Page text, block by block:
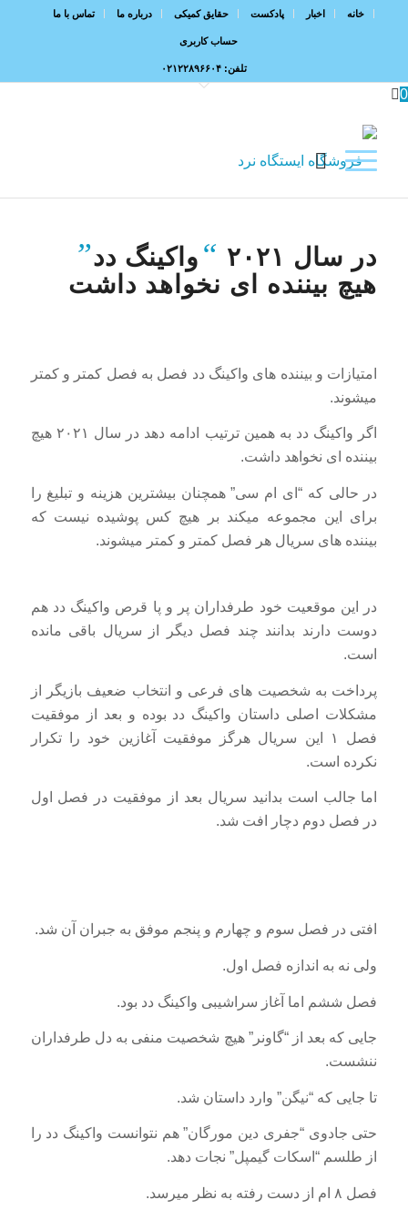
خانه اخبار پادکست حقایق کمیکی درباره ما تماس با ما
حساب کاربری
تلفن: ۰۲۱۲۲۸۹۶۶۰۴
0
در سال ۲۰۲۱ “ واکینگ دد”
هیچ بیننده ای نخواهد داشت
امتیازات و بیننده های واکینگ دد فصل به فصل کمتر و کمتر
میشوند.
اگر واکینگ دد به همین ترتیب ادامه دهد در سال ۲۰۲۱ هیچ
بیننده ای نخواهد داشت.
در حالی که “ای ام سی” همچنان بیشترین هزینه و تبلیغ را
برای این مجموعه میکند بر هیچ کس پوشیده نیست که
بیننده های سریال هر فصل کمتر و کمتر میشوند.
در این موقعیت خود طرفداران پر و پا قرص واکینگ دد هم
دوست دارند بدانند چند فصل دیگر از سریال باقی مانده
است.
پرداخت به شخصیت های فرعی و انتخاب ضعیف بازیگر از
مشکلات اصلی داستان واکینگ دد بوده و بعد از موفقیت
فصل ۱ این سریال هرگز موفقیت آغازین خود را تکرار
نکرده است.
اما جالب است بدانید سریال بعد از موفقیت در فصل اول
در فصل دوم دچار افت شد.
افتی در فصل سوم و چهارم و پنجم موفق به جبران آن شد.
ولی نه به اندازه فصل اول.
فصل ششم اما آغاز سراشیبی واکینگ دد بود.
جایی که بعد از “گاونر” هیچ شخصیت منفی به دل طرفداران
ننشست.
تا جایی که “نیگن” وارد داستان شد.
حتی جادوی “جفری دین مورگان” هم نتوانست واکینگ دد را
از طلسم “اسکات گیمپل” نجات دهد.
فصل ۸ ام از دست رفته به نظر میرسد.